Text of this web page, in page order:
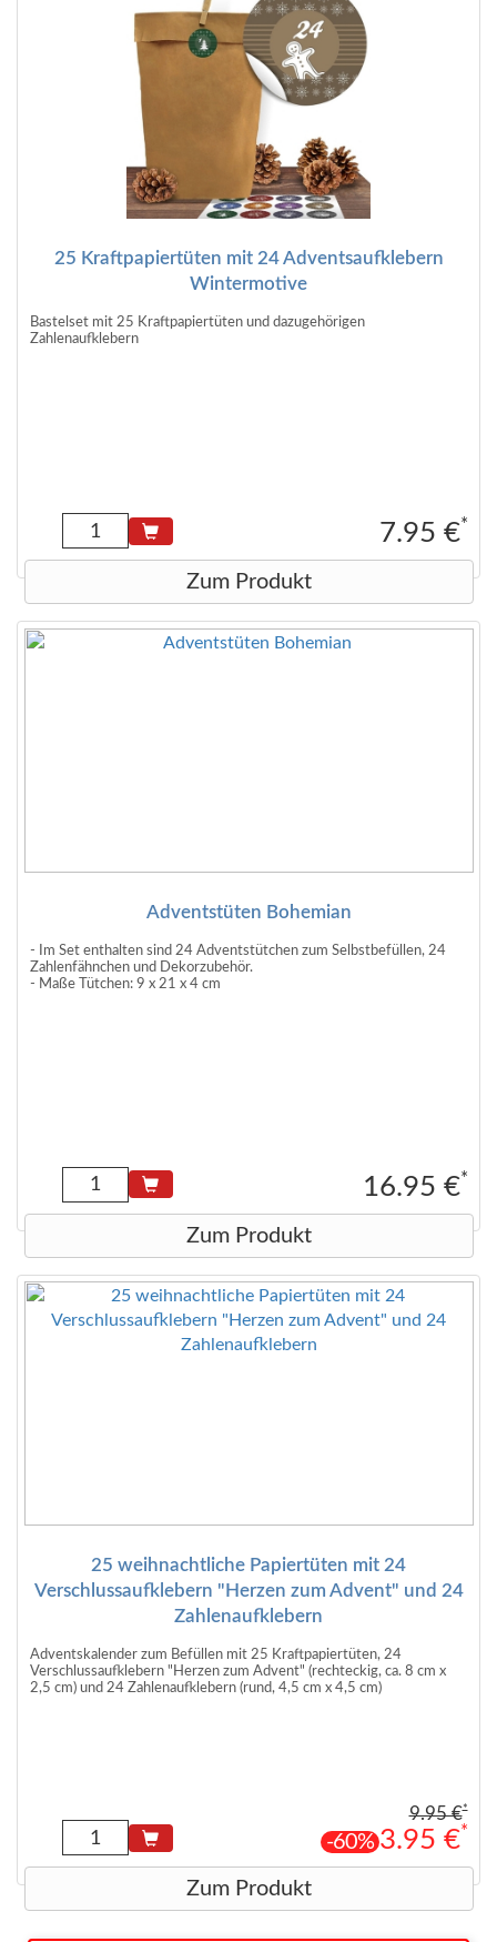
25 Kraftpapiertüten mit 24 Adventsaufklebern
Wintermotive
Bastelset mit 25 Kraftpapiertüten und dazugehörigen
Zahlenaufklebern
7.95 €*
Zum Produkt
Adventstüten Bohemian
- Im Set enthalten sind 24 Adventstütchen zum Selbstbefüllen, 24
Zahlenfähnchen und Dekorzubehör.
- Maße Tütchen: 9 x 21 x 4 cm
16.95 €*
Zum Produkt
25 weihnachtliche Papiertüten mit 24
Verschlussaufklebern "Herzen zum Advent" und 24
Zahlenaufklebern
Adventskalender zum Befüllen mit 25 Kraftpapiertüten, 24
Verschlussaufklebern "Herzen zum Advent" (rechteckig, ca. 8 cm x
2,5 cm) und 24 Zahlenaufklebern (rund, 4,5 cm x 4,5 cm)
-60%
9.95 €*
3.95 €*
Zum Produkt